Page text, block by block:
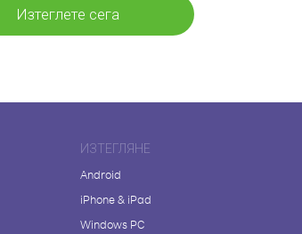
Изтеглете сега
ИЗТЕГЛЯНЕ
Android
iPhone & iPad
Windows PC